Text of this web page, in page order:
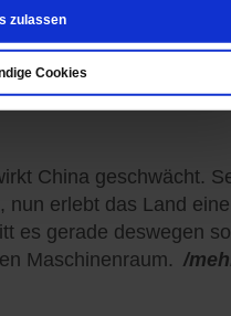
zulassen
Cookies
China geschwächt.
nun erlebt das Land eine
es gerade deswegen so
Maschinenraum. /